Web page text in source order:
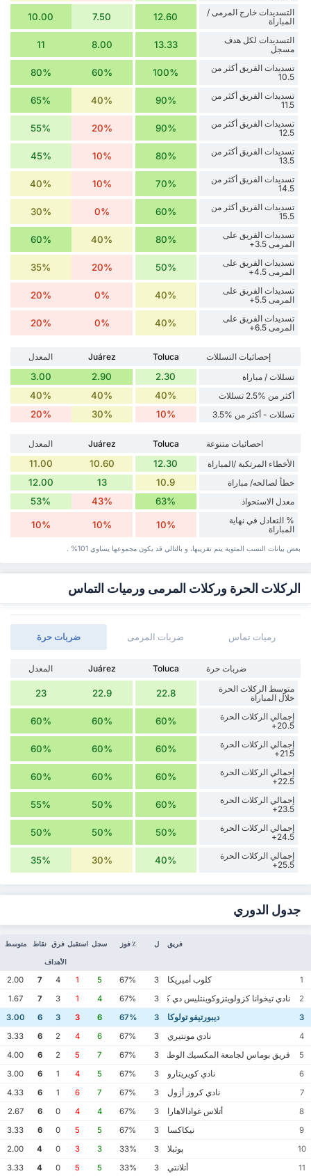
التسديدات خارج المرمى /
المباراة
12.60
7.50
10.00
التسديدات لكل هدف
مسجل
13.33
8.00
11
تسديدات الفريق أكثر من
10.5
100%
60%
80%
تسديدات الفريق أكثر من
11.5
90%
40%
65%
تسديدات الفريق أكثر من
12.5
90%
20%
55%
تسديدات الفريق أكثر من
13.5
80%
10%
45%
تسديدات الفريق أكثر من
14.5
70%
10%
40%
تسديدات الفريق أكثر من
15.5
60%
0%
30%
تسديدات الفريق على
المرمى 3.5+
80%
40%
60%
تسديدات الفريق على
المرمى 4.5+
50%
20%
35%
تسديدات الفريق على
المرمى 5.5+
40%
0%
20%
تسديدات الفريق على
المرمى 6.5+
40%
0%
20%
إحصائيات التسللات Toluca
Juárez
المعدل
تسللات / مباراة
2.30
2.90
3.00
أكثر من %2.5 تسللات 40%
40%
40%
تسللات - أكثر من %3.5 10%
30%
20%
احصائيات متنوعة Toluca
Juárez
المعدل
الأخطاء المرتكبة /المباراة
12.30
10.60
11.00
خطأ لصالحه/ مباراة 10.9
13
12.00
معدل الاستحواذ 63%
43%
53%
% التعادل في نهاية
المباراة
10%
10%
10%
بعض بيانات ‏النسب المئوية يتم تقريبها، و بالتالي قد ‏يكون مجموعها يساوي 101% .
الركلات الحرة وركلات المرمى ورميات التماس
‏ضربات حرة ضربات المرمى رميات تماس
‏ضربات حرة Toluca
Juárez
المعدل
متوسط الركلات الحرة
خلال المباراة
22.8
22.9
23
إجمالي الركلات الحرة
20.5+
60%
60%
60%
إجمالي الركلات الحرة
21.5+
60%
60%
60%
إجمالي الركلات الحرة
22.5+
60%
60%
60%
إجمالي الركلات الحرة
23.5+
60%
50%
55%
إجمالي الركلات الحرة
24.5+
50%
50%
50%
إجمالي الركلات الحرة
25.5+
40%
30%
35%
جدول الدوري
فريق ل ٪ فوز سجل استقبل فرق
الأهداف
نقاط متوسط
1 كلوب أميريكا 3
67%
5
1
4
7
2.00
2
نادي تيخوانا كزولويتزوكوينتليس دي كاليينتي
3
67%
4
1
3
7
1.67
3
ديبورتيفو تولوكا 3
67%
6
3
3
6
3.00
4
نادي مونتيري 3
67%
6
4
2
6
3.33
5
فريق بوماس لجامعة المكسيك الوطنية المستقلة
3
67%
7
5
2
6
4.00
6
نادي كويريتارو 3
67%
5
4
1
6
3.00
7
نادي كروز أزول 3
67%
7
6
1
6
4.33
8
أتلاس غوادالاهارا 3
67%
4
4
0
6
2.67
9
نيكاكسا 3
67%
5
5
0
6
3.33
10
پوئبلا 3
33%
3
3
0
4
2.00
11
أتلانتي 3
33%
5
5
0
4
3.33